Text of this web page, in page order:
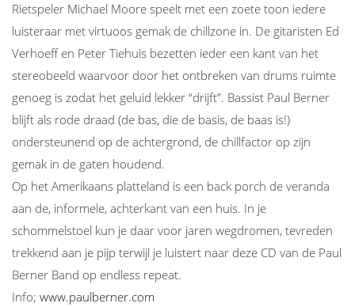
Rietspeler Michael Moore speelt met een zoete toon iedere
luisteraar met virtuoos gemak de chillzone in. De gitaristen Ed
Verhoeff en Peter Tiehuis bezetten ieder een kant van het
stereobeeld waarvoor door het ontbreken van drums ruimte
genoeg is zodat het geluid lekker “drijft”. Bassist Paul Berner
blijft als rode draad (de bas, die de basis, de baas is!)
ondersteunend op de achtergrond, de chillfactor op zijn
gemak in de gaten houdend.
Op het Amerikaans platteland is een back porch de veranda
aan de, informele, achterkant van een huis. In je
schommelstoel kun je daar voor jaren wegdromen, tevreden
trekkend aan je pijp terwijl je luistert naar deze CD van de Paul
Berner Band op endless repeat.
Info; www.paulberner.com